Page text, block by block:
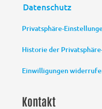
Datenschutz
Privatsphäre-
Historie der
Einwilligungen
Kontakt